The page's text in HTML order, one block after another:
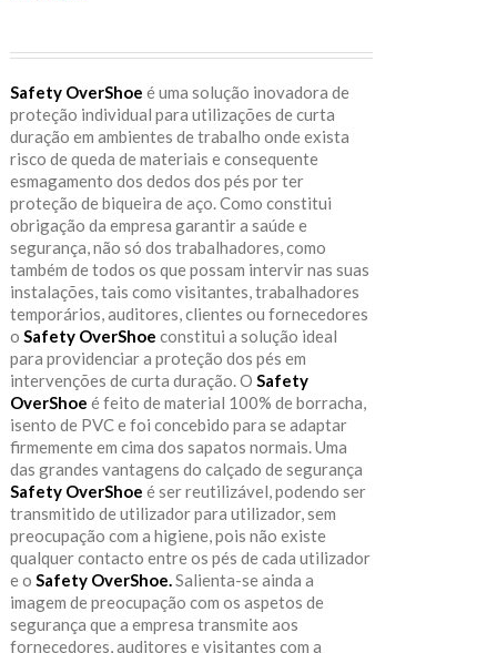
Safety OverShoe é uma solução inovadora de
proteção individual para utilizações de curta
duração em ambientes de trabalho onde exista
risco de queda de materiais e consequente
esmagamento dos dedos dos pés por ter
proteção de biqueira de aço. Como constitui
obrigação da empresa garantir a saúde e
segurança, não só dos trabalhadores, como
também de todos os que possam intervir nas suas
instalações, tais como visitantes, trabalhadores
temporários, auditores, clientes ou fornecedores
o Safety OverShoe constitui a solução ideal
para providenciar a proteção dos pés em
intervenções de curta duração. O Safety
OverShoe é feito de material 100% de borracha,
isento de PVC e foi concebido para se adaptar
firmemente em cima dos sapatos normais. Uma
das grandes vantagens do calçado de segurança
Safety OverShoe é ser reutilizável, podendo ser
transmitido de utilizador para utilizador, sem
preocupação com a higiene, pois não existe
qualquer contacto entre os pés de cada utilizador
e o Safety OverShoe. Salienta-se ainda a
imagem de preocupação com os aspetos de
segurança que a empresa transmite aos
fornecedores, auditores e visitantes com a